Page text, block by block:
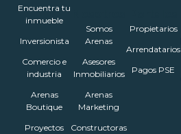
Encuentra tu
inmueble
Inversionista
Comercio e
industria
Arenas
Boutique
Proyectos
Somos
Arenas
Asesores
Inmobiliarios
Arenas
Marketing
Constructoras
Propietarios
Arrendatarios
Pagos PSE